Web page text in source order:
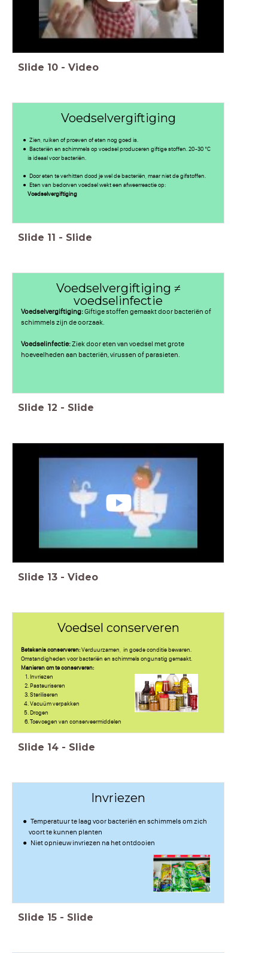
Slide 10 - Video
Voedselvergiftiging
Zien, ruiken of proeven of eten nog goed is.
Bacteriën en schimmels op voedsel produceren giftige stoffen. 20-30 °C
is ideaal voor bacteriën.
Door eten te verhitten dood je wel de bacteriën, maar niet de gifstoffen.
Eten van bedorven voedsel wekt een afweerreactie op:
Voedselvergiftiging
Slide 11 - Slide
Voedselvergiftiging ≠
voedselinfectie
Voedselvergiftiging:Giftige stoffen gemaakt door bacteriën of
schimmels zijn de oorzaak.
Voedselinfectie:Ziek door eten van voedsel met grote
hoeveelheden aan bacteriën, virussen of parasieten.
Slide 12 - Slide
Slide 13 - Video
Voedsel conserveren
Betekenis conserveren:Verduurzamen, in goede conditie bewaren.
Omstandigheden voor bacteriën en schimmels ongunstig gemaakt.
Manieren om te conserveren:
Invriezen
Pasteuriseren
Steriliseren
Vacuüm verpakken
Drogen
Toevoegen van conserveermiddelen
Slide 14 - Slide
Invriezen
Temperatuur te laag voor bacteriën en schimmels om zich
voort te kunnen planten
Niet opnieuw invriezen na het ontdooien
Slide 15 - Slide